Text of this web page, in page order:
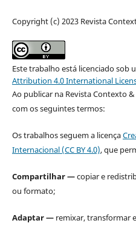
Copyright (c) 2023 Revista
Este trabalho está licenciado sob
Attribution 4.0 International
Ao publicar na Revista Contexto
com os seguintes termos:
Os trabalhos seguem a licença
Internacional (CC BY 4.0), que
Compartilhar —copiar e
ou formato;
Adaptar —remixar, transformar